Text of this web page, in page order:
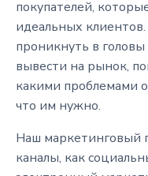
покупателей,
идеальных
проникнуть в
вывести на рынок,
какими проблемами
что им нужно.
Наш маркетинговый
каналы, как